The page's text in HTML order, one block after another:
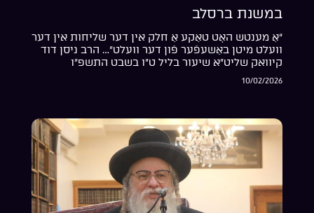
במשנת ברסלב
“אַ מענטש האָט טאַקע אַ חלק אין דער שליחות אין דער
וועלט מיטן באַשעפֿער פֿון דער וועלט”… הרב ניסן דוד
קיוואק שליט”א שיעור בליל ט”ו בשבט התשפ”ו
10/02/2026